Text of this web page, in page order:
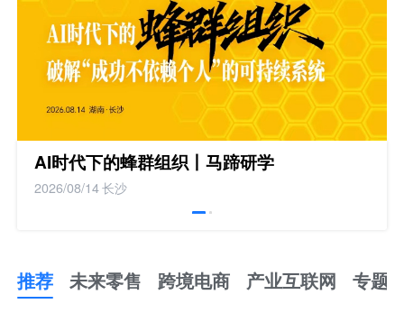
AI时代下的蜂群组织丨马蹄研学
2026/08/14长沙
推荐 未来零售 跨境电商 产业互联网 专题